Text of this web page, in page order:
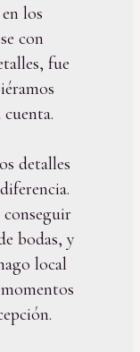
los
con
fue
detalles
bodas, y
local